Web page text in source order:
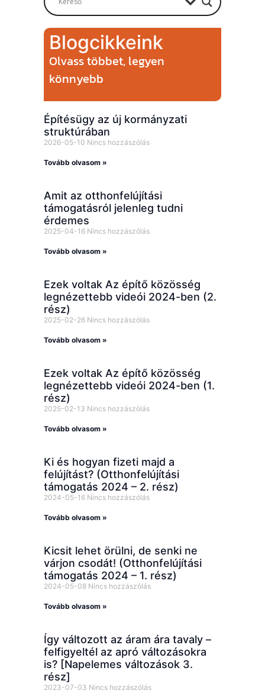
Blogcikkeink
Olvass többet, legyen
könnyebb
Építésügy az új kormányzati
struktúrában
2026-05-10 Nincs hozzászólás
Tovább olvasom »
Amit az otthonfelújítási
támogatásról jelenleg tudni
érdemes
2025-04-16 Nincs hozzászólás
Tovább olvasom »
Ezek voltak Az építő közösség
legnézettebb videói 2024-ben (2.
rész)
2025-02-26 Nincs hozzászólás
Tovább olvasom »
Ezek voltak Az építő közösség
legnézettebb videói 2024-ben (1.
rész)
2025-02-13 Nincs hozzászólás
Tovább olvasom »
Ki és hogyan fizeti majd a
felújítást? (Otthonfelújítási
támogatás 2024 – 2. rész)
2024-05-16 Nincs hozzászólás
Tovább olvasom »
Kicsit lehet örülni, de senki ne
várjon csodát! (Otthonfelújítási
támogatás 2024 – 1. rész)
2024-05-08 Nincs hozzászólás
Tovább olvasom »
Így változott az áram ára tavaly –
felfigyeltél az apró változásokra
is? [Napelemes változások 3.
rész]
2023-07-03 Nincs hozzászólás